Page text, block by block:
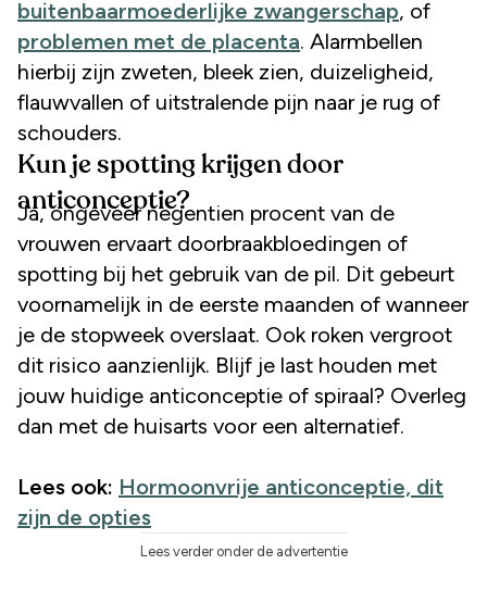
buitenbaarmoederlijke zwangerschap, of
problemen met de placenta. Alarmbellen
hierbij zijn zweten, bleek zien, duizeligheid,
flauwvallen of uitstralende pijn naar je rug of
schouders.
Kun je spotting krijgen door
anticonceptie?
Ja, ongeveer negentien procent van de
vrouwen ervaart doorbraakbloedingen of
spotting bij het gebruik van de pil. Dit gebeurt
voornamelijk in de eerste maanden of wanneer
je de stopweek overslaat. Ook roken vergroot
dit risico aanzienlijk. Blijf je last houden met
jouw huidige anticonceptie of spiraal? Overleg
dan met de huisarts voor een alternatief.
Lees ook: Hormoonvrije anticonceptie, dit
zijn de opties
Lees verder onder de advertentie